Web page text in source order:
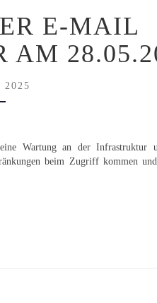
E-MAIL
AM
2025
Wartung an der Infrastruktur
beim Zugriff kommen